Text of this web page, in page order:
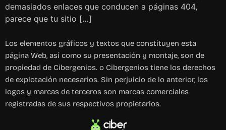
demasiados enlaces que conducen a páginas 404,
parece que tu sitio […]
Los elementos gráficos y textos que constituyen esta
página Web, así como su presentación y montaje, son de
propiedad de Cibergenios. o Cibergenios tiene los derechos
de explotación necesarios. Sin perjuicio de lo anterior, los
logos y marcas de terceros son marcas comerciales
registradas de sus respectivos propietarios.